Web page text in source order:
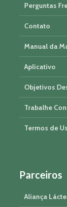
Perguntas
Contato
Manual da
Aplicativo
Objetivos
Trabalhe
Termos de
Parceiros
Aliança